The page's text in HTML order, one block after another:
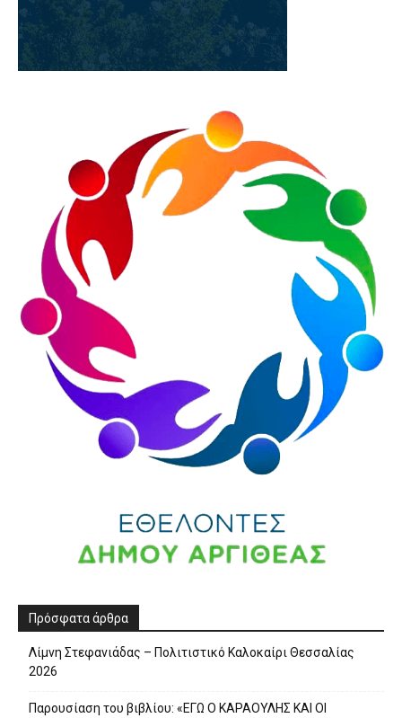
Πρόσφατα άρθρα
Λίμνη Στεφανιάδας – Πολιτιστικό Καλοκαίρι Θεσσαλίας
2026
Παρουσίαση του βιβλίου: «ΕΓΩ Ο ΚΑΡΑΟΥΛΗΣ ΚΑΙ ΟΙ